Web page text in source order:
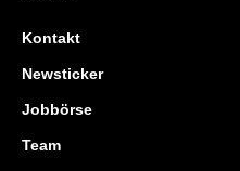
Kontakt
Newsticker
Jobbörse
Team